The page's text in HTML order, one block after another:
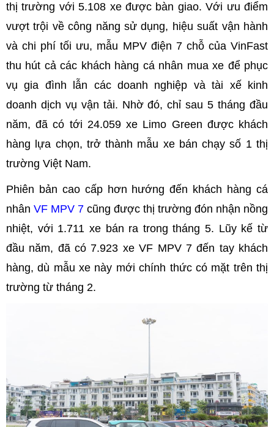
thị trường với 5.108 xe được bàn giao. Với ưu điểm
vượt trội về công năng sử dụng, hiệu suất vận hành
và chi phí tối ưu, mẫu MPV điện 7 chỗ của VinFast
thu hút cả các khách hàng cá nhân mua xe để phục
vụ gia đình lẫn các doanh nghiệp và tài xế kinh
doanh dịch vụ vận tải. Nhờ đó, chỉ sau 5 tháng đầu
năm, đã có tới 24.059 xe Limo Green được khách
hàng lựa chọn, trở thành mẫu xe bán chạy số 1 thị
trường Việt Nam.
Phiên bản cao cấp hơn hướng đến khách hàng cá
nhân VF MPV 7 cũng được thị trường đón nhận nồng
nhiệt, với 1.711 xe bán ra trong tháng 5. Lũy kế từ
đầu năm, đã có 7.923 xe VF MPV 7 đến tay khách
hàng, dù mẫu xe này mới chính thức có mặt trên thị
trường từ tháng 2.